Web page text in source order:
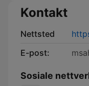
Kontakt
Nettsted
E-post:
Sosiale